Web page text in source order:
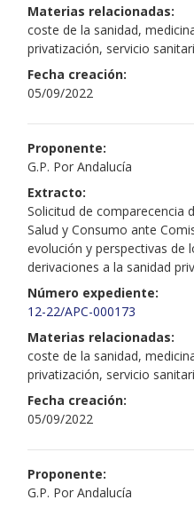
Materias relacionadas:
coste de la sanidad,
privatización, servicio
Fecha creación:
05/09/2022
Proponente:
G.P. Por Andalucía
Extracto:
Solicitud de comparecencia
Salud y Consumo ante
evolución y perspectivas de
derivaciones a la sanidad
Número expediente:
12-22/APC-000173
Materias relacionadas:
coste de la sanidad,
privatización, servicio
Fecha creación:
05/09/2022
Proponente:
G.P. Por Andalucía